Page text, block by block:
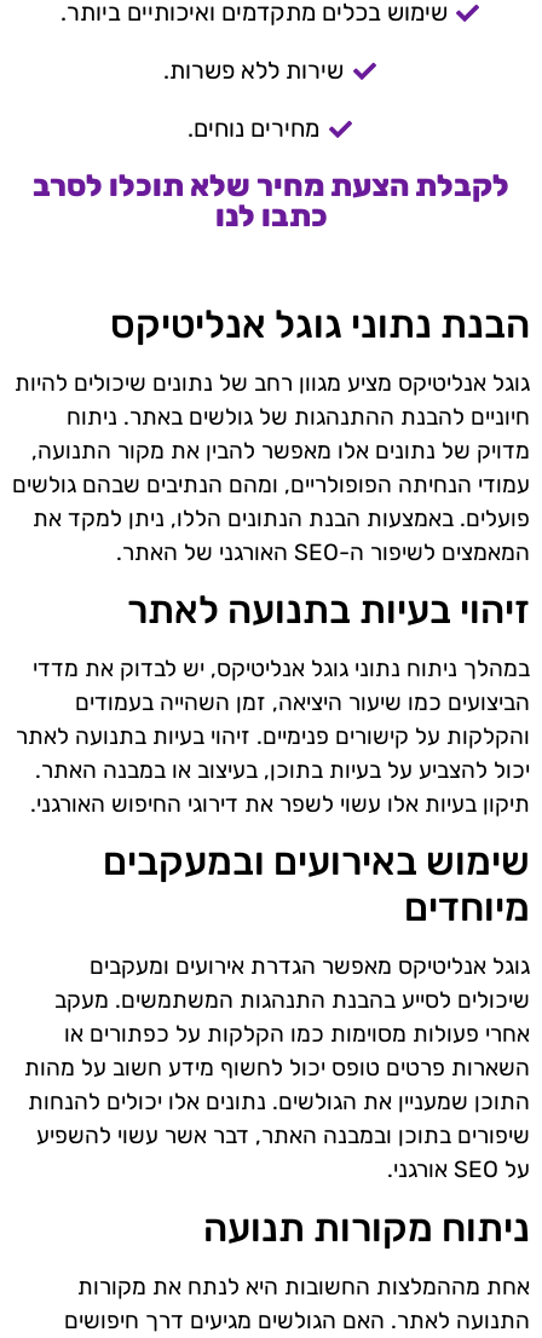
שימוש בכלים מתקדמים ואיכותיים ביותר.
שירות ללא פשרות.
מחירים נוחים.
לקבלת הצעת מחיר שלא תוכלו לסרב
כתבו לנו
הבנת נתוני גוגל אנליטיקס
גוגל אנליטיקס מציע מגוון רחב של נתונים שיכולים להיות
חיוניים להבנת ההתנהגות של גולשים באתר. ניתוח
מדויק של נתונים אלו מאפשר להבין את מקור התנועה,
עמודי הנחיתה הפופולריים, ומהם הנתיבים שבהם גולשים
פועלים. באמצעות הבנת הנתונים הללו, ניתן למקד את
המאמצים לשיפור ה-SEO האורגני של האתר.
זיהוי בעיות בתנועה לאתר
במהלך ניתוח נתוני גוגל אנליטיקס, יש לבדוק את מדדי
הביצועים כמו שיעור היציאה, זמן השהייה בעמודים
והקלקות על קישורים פנימיים. זיהוי בעיות בתנועה לאתר
יכול להצביע על בעיות בתוכן, בעיצוב או במבנה האתר.
תיקון בעיות אלו עשוי לשפר את דירוגי החיפוש האורגני.
שימוש באירועים ובמעקבים
מיוחדים
גוגל אנליטיקס מאפשר הגדרת אירועים ומעקבים
שיכולים לסייע בהבנת התנהגות המשתמשים. מעקב
אחרי פעולות מסוימות כמו הקלקות על כפתורים או
השארות פרטים טופס יכול לחשוף מידע חשוב על מהות
התוכן שמעניין את הגולשים. נתונים אלו יכולים להנחות
שיפורים בתוכן ובמבנה האתר, דבר אשר עשוי להשפיע
על SEO אורגני.
ניתוח מקורות תנועה
אחת מההמלצות החשובות היא לנתח את מקורות
התנועה לאתר. האם הגולשים מגיעים דרך חיפושים